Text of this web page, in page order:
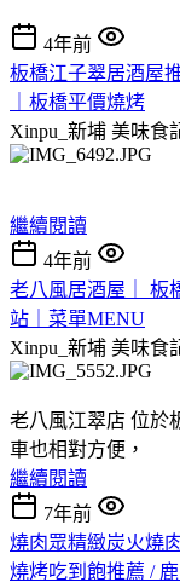
4年前
板橋江子翠居酒屋
｜板橋平價燒烤
Xinpu_新埔 美味食
繼續閱讀
4年前
老八風居酒屋｜ 板
站｜菜單MENU
Xinpu_新埔 美味食
老八風江翠店 位於
車也相對方便，
繼續閱讀
7年前
燒肉眾精緻炭火燒
燒烤吃到飽推薦 /